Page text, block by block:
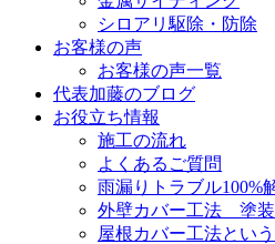
シロアリ駆除・防除
お客様の声
お客様の声一覧
代表加藤のブログ
お役立ち情報
施工の流れ
よくあるご質問
雨漏りトラブル100%
外壁カバー工法 塗装
屋根カバー工法とい